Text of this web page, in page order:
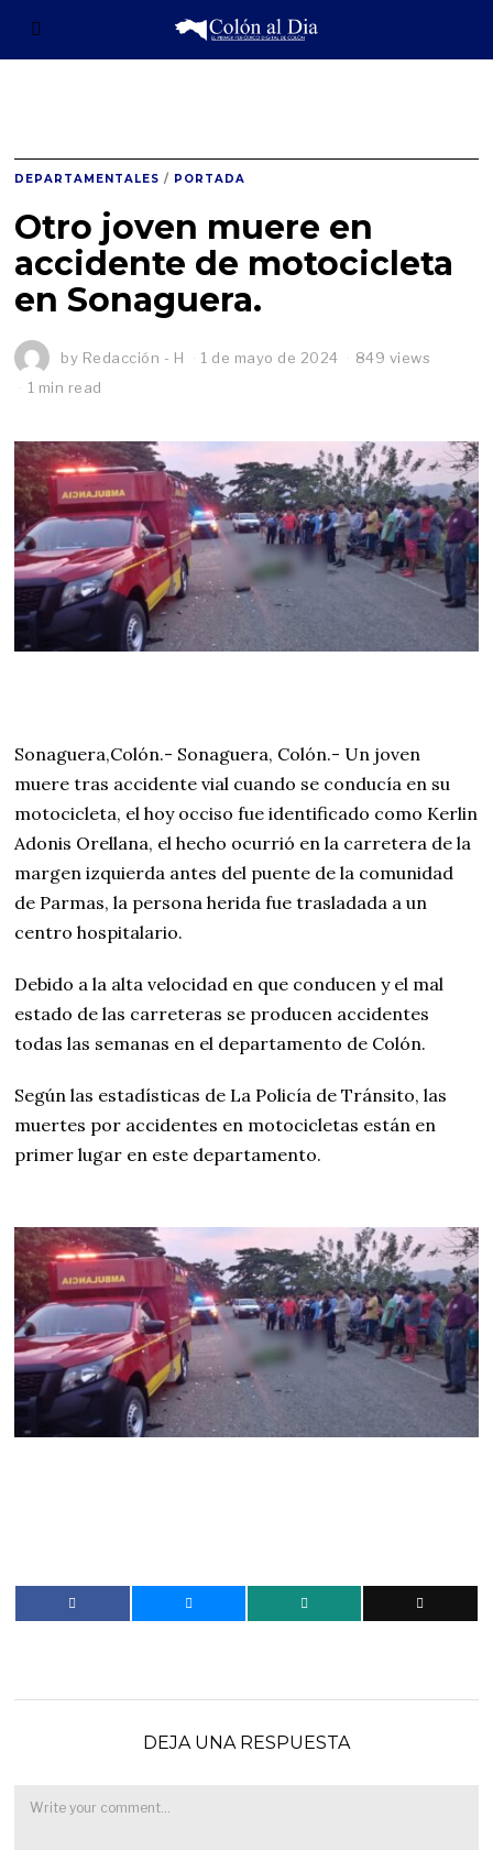
DEPARTAMENTALES / PORTADA
Otro joven muere en
accidente de motocicleta
en Sonaguera.
by Redacción - H 1 de mayo de 2024
849 views
1 min read
Sonaguera,Colón.- Sonaguera, Colón.- Un joven
muere tras accidente vial cuando se conducía en su
motocicleta, el hoy occiso fue identificado como Kerlin
Adonis Orellana, el hecho ocurrió en la carretera de la
margen izquierda antes del puente de la comunidad
de Parmas, la persona herida fue trasladada a un
centro hospitalario.
Debido a la alta velocidad en que conducen y el mal
estado de las carreteras se producen accidentes
todas las semanas en el departamento de Colón.
Según las estadísticas de La Policía de Tránsito, las
muertes por accidentes en motocicletas están en
primer lugar en este departamento.
DEJA UNA RESPUESTA